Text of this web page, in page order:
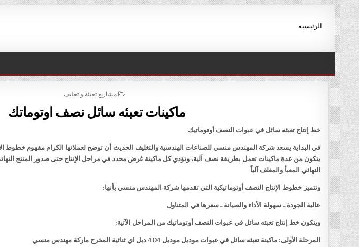
Skip
to
content
الرئيسية
POSTED
مشاريع تعبئة و تغليف
ماكينات تعبئه سائل نصف اوتوماتك
خط إنتاج تعبئه سائل في عبوات النصف أوتوماتيك
في البداية يسعد شركة المهندس منسي للصناعات الهندسية والتغليف الحديث أن توضح لعملائها الكرام مفهوم خطوط
يتكون من عدة ماكينات تعمل بطريقة نصف آلية، وتؤدي كل ماكينة غرض محدد في مراحل الإنتاج حتى صدور المنتج
النهائي المعبأ والمغلف آلياً
وتتميز خطوط الإنتاج النصف أوتوماتيكية التي تقدمها شركة المهندس منسي بأنها:
عالية الجودة ـ سهولة الأداء والصيانة ـ سعرها في المتناول
ويتكون خط إنتاج تعبئه سائل في عبوات النصف أوتوماتيك من المراحل الآتية:
المرحلة الأولى: ماكينة تعبئه سائل في عبوات موديل موديل 404 دبل اي ثنائية المخرج ماركة مهندس منسي